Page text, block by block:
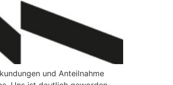
und Anteilnahme